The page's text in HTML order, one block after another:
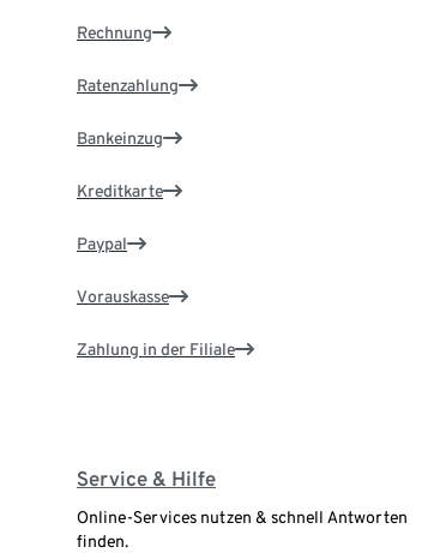
Rechnung
Ratenzahlung
Bankeinzug
Kreditkarte
Paypal
Vorauskasse
Zahlung in der Filiale
Service & Hilfe
Online-Services nutzen & schnell Antworten
finden.